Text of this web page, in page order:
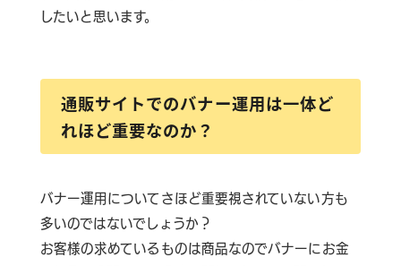
したいと思います。
通販サイトでのバナー運用は一体ど
れほど重要なのか？
バナー運用についてさほど重要視されていない方も
多いのではないでしょうか？
お客様の求めているものは商品なのでバナーにお金